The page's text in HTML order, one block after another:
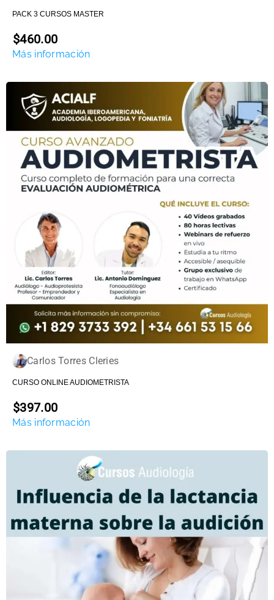
PACK 3 CURSOS MASTER
$460.00
Más información
Carlos Torres Cleries
CURSO ONLINE AUDIOMETRISTA
$397.00
Más información